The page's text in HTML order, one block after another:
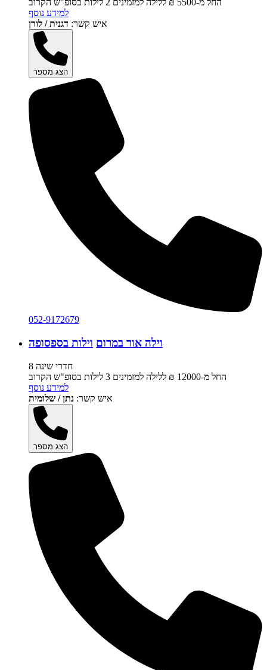
החל מ-‏5500 ₪ ללילה למזמינים 2 לילות בסופ"ש הקרוב
למידע נוסף
איש קשר: דגנית / לורן
הצג מספר
052-9172679
וילה אור במרום וילות בספסופה
8 חדרי שינה
החל מ-‏12000 ₪ ללילה למזמינים 3 לילות בסופ"ש הקרוב
למידע נוסף
איש קשר: נתן / שלומית
הצג מספר